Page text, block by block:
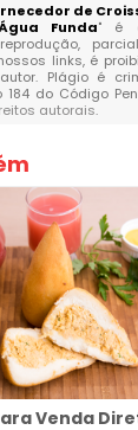
de
Funda" é
links, é
Plágio é
184 do Código
autorais.
Venda